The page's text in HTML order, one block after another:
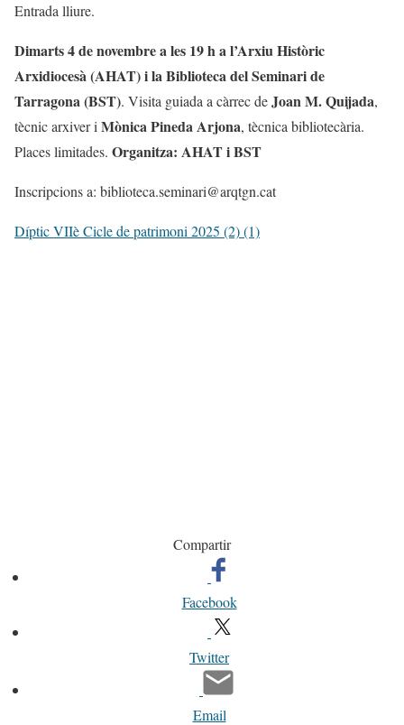
Entrada lliure.
Dimarts 4 de novembre a les 19 h a l’Arxiu Històric
Arxidiocesà (AHAT) i la Biblioteca del Seminari de
Tarragona (BST). Visita guiada a càrrec deJoan M. Quijada,
tècnic arxiver iMònica Pineda Arjona, tècnica bibliotecària.
Places limitades. Organitza: AHAT i BST
Inscripcions a: biblioteca.seminari@arqtgn.cat
Díptic VIIè Cicle de patrimoni 2025 (2) (1)
Compartir
Facebook
Twitter
Email